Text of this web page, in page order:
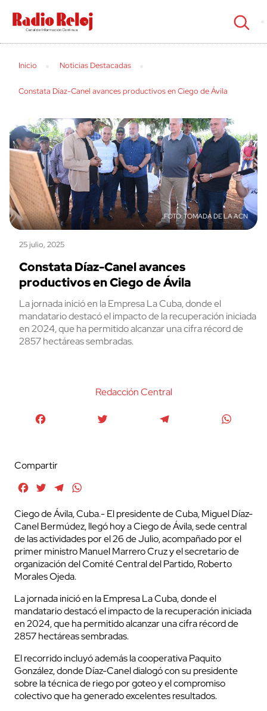
cerrar
Inicio Noticias Destacadas
Constata Díaz-Canel avances productivos en Ciego de Ávila
TOMADA DE LA ACN
25 julio, 2025
Constata Díaz-Canel avances
productivos en Ciego de Ávila
La jornada inició en la Empresa La Cuba, donde el
mandatario destacó el impacto de la recuperación iniciada
en 2024, que ha permitido alcanzar una cifra récord de
2857 hectáreas sembradas.
Redacción Central
Compartir
FacebookTwitterTelegram
Ciego de Ávila, Cuba.- El presidente de Cuba, Miguel Díaz-
Canel Bermúdez, llegó hoy a Ciego de Ávila, sede central
de las actividades por el 26 de Julio, acompañado por el
primer ministro Manuel Marrero Cruz y el secretario de
organización del Comité Central del Partido, Roberto
Morales Ojeda.
La jornada inició en la Empresa La Cuba, donde el
mandatario destacó el impacto de la recuperación iniciada
en 2024, que ha permitido alcanzar una cifra récord de
2857 hectáreas sembradas.
El recorrido incluyó además la cooperativa Paquito
González, donde Díaz-Canel dialogó con su presidente
sobre la técnica de riego por goteo y el compromiso
colectivo que ha generado excelentes resultados.